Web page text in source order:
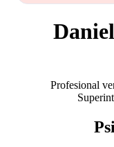
Profesional